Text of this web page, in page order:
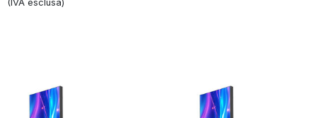
(IVA esclusa)